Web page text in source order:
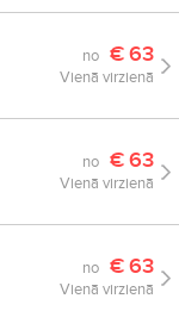
no €63
Vienā virzienā
no €63
Vienā virzienā
no €63
Vienā virzienā